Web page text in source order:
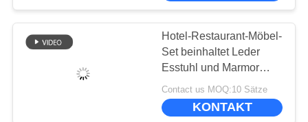
UM
EIN
ANGEBOT
Hotel-Restaurant-Möbel-
Set beinhaltet Leder
Esstuhl und Marmor
runden Esstisch
Contact us MOQ:10 Sätze
KONTAKT